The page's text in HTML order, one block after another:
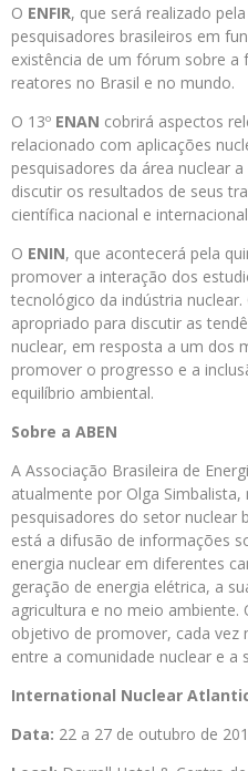
O ENFIR, que será realizado
pesquisadores brasileiros em
existência de um fórum sobre a
reatores no Brasil e no mundo.
O 13º ENAN cobrirá aspectos
relacionado com aplicações
pesquisadores da área nuclear
discutir os resultados de seus
científica nacional e
O ENIN, que acontecerá pela
promover a interação dos
tecnológico da indústria
apropriado para discutir as
nuclear, em resposta a um dos
promover o progresso e a
equilíbrio ambiental.
Sobre a ABEN
A Associação Brasileira de
atualmente por Olga
pesquisadores do setor nuclear
está a difusão de informações
energia nuclear em diferentes
geração de energia elétrica, a
agricultura e no meio ambiente.
objetivo de promover, cada vez
entre a comunidade nuclear e a
International Nuclear
Data: 22 a 27 de outubro de